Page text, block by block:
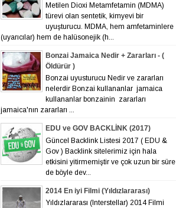
Metilen Dioxi Metamfetamin (MDMA)
türevi olan sentetik, kimyevi bir
uyuşturucu. MDMA, hem amfetaminlere
(uyarıcılar) hem de halüsonejik (h...
Bonzai Jamaica Nedir + Zararları - (
Öldürür )
Bonzai uyusturucu Nedir ve zararları
nelerdir Bonzai kullananlar jamaica
kullananlar bonzainin zararları
jamaica'nın zararları ...
EDU ve GOV BACKLİNK (2017)
Güncel Backlink Listesi 2017 ( EDU &
Gov ) Backlink sitelerimiz için hala
etkisini yitirmemiştir ve çok uzun bir süre
de böyle dev...
2014 En iyi Filmi (Yıldızlararası)
Yıldızlararası (Interstellar) 2014 Filmi